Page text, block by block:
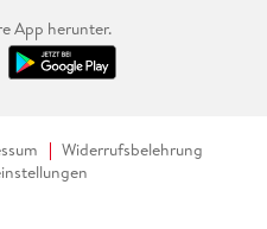
App herunter.
Widerrufsbelehrung